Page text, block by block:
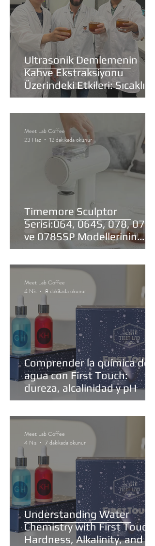
Ultrasonik Demlemenin
Kahve Ekstraksiyonu
Üzerindeki Etkileri: Sıcaklık,
Kütle Transferi ve Su
Kimyası Bağlamında Yeni Bir
Yaklaşım
Timemore Sculptor
Serisi:064, 064S, 078, 078S
ve 078SSP Modellerinin
Karşılaştırması
Meet Lab Coffee
23 Haz
12 dakikada okunur
Comprender la química del
agua con First Touch:
dureza, alcalinidad y pH
Meet Lab Coffee
4 Nis
8 dakikada okunur
Understanding Water
Chemistry with First Touch:
Hardness, Alkalinity, and pH
Meet Lab Coffee
4 Nis
7 dakikada okunur